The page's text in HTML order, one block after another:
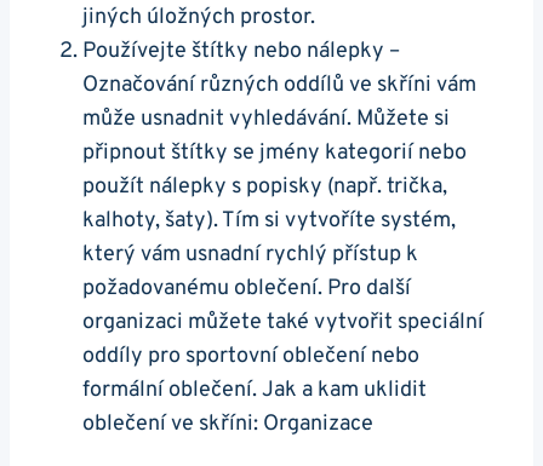
jiných úložných prostor.
Používejte štítky nebo nálepky –
Označování různých oddílů ve skříni vám
může usnadnit vyhledávání. Můžete si
připnout štítky se jmény kategorií nebo
použít nálepky s popisky (např. trička,
kalhoty, šaty). Tím si vytvoříte systém,
který vám usnadní rychlý přístup k
požadovanému oblečení. Pro další
organizaci můžete také vytvořit speciální
oddíly pro sportovní oblečení nebo
formální oblečení. Jak a kam uklidit
oblečení ve skříni: Organizace